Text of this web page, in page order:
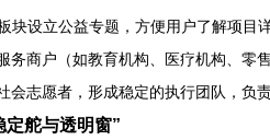
块设立公益专题，方便用户了解项目
务商户（如教育机构、医疗机构、零
会志愿者，形成稳定的执行团队，负
定舵与透明窗”